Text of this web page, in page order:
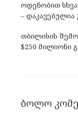
ოდენობით
–
თბილისის
$250 მილიონი
ᲑᲝᲚᲝ